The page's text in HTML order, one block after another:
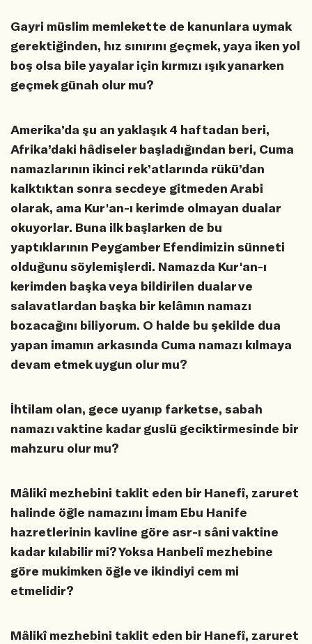
Gayri müslim memlekette de kanunlara uymak
gerektiğinden, hız sınırını geçmek, yaya iken yol
boş olsa bile yayalar için kırmızı ışık yanarken
geçmek günah olur mu?
Amerika’da şu an yaklaşık 4 haftadan beri,
Afrika’daki hâdiseler başladığından beri, Cuma
namazlarının ikinci rek’atlarında rükü’dan
kalktıktan sonra secdeye gitmeden Arabi
olarak, ama Kur'an-ı kerimde olmayan dualar
okuyorlar. Buna ilk başlarken de bu
yaptıklarının Peygamber Efendimizin sünneti
olduğunu söylemişlerdi. Namazda Kur'an-ı
kerimden başka veya bildirilen dualar ve
salavatlardan başka bir kelâmın namazı
bozacağını biliyorum. O halde bu şekilde dua
yapan imamın arkasında Cuma namazı kılmaya
devam etmek uygun olur mu?
İhtilam olan, gece uyanıp farketse, sabah
namazı vaktine kadar guslü geciktirmesinde bir
mahzuru olur mu?
Mâlikî mezhebini taklit eden bir Hanefî, zaruret
halinde öğle namazını İmam Ebu Hanife
hazretlerinin kavline göre asr-ı sâni vaktine
kadar kılabilir mi? Yoksa Hanbelî mezhebine
göre mukimken öğle ve ikindiyi cem mi
etmelidir?
Mâlikî mezhebini taklit eden bir Hanefî, zaruret